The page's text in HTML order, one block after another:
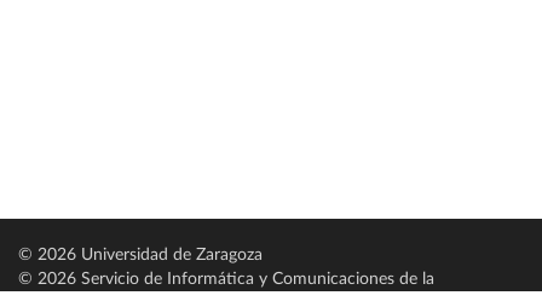
© 2026 Universidad de Zaragoza
© 2026 Servicio de Informática y Comunicaciones de la